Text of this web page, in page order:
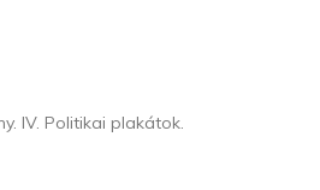
IV. Politikai plakátok.